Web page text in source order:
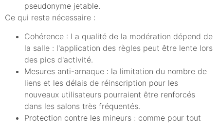
pseudonyme jetable.
Ce qui reste nécessaire :
Cohérence : La qualité de la modération dépend de
la salle : l'application des règles peut être lente lors
des pics d'activité.
Mesures anti-arnaque : la limitation du nombre de
liens et les délais de réinscription pour les
nouveaux utilisateurs pourraient être renforcés
dans les salons très fréquentés.
Protection contre les mineurs : comme pour tout